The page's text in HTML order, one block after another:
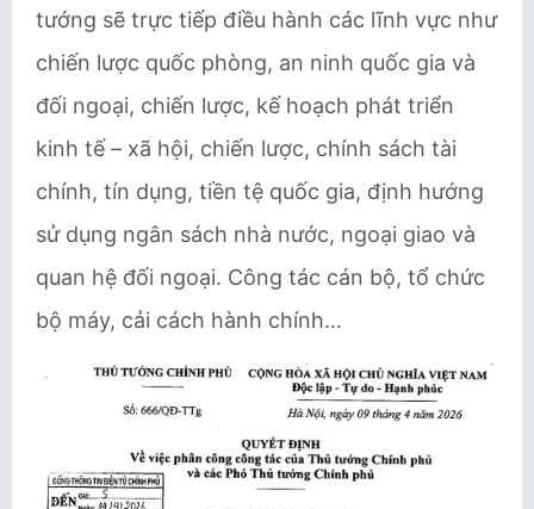
tướng sẽ trực tiếp điều hành các lĩnh vực như
chiến lược quốc phòng, an ninh quốc gia và
đối ngoại, chiến lược, kế hoạch phát triển
kinh tế – xã hội, chiến lược, chính sách tài
chính, tín dụng, tiền tệ quốc gia, định hướng
sử dụng ngân sách nhà nước, ngoại giao và
quan hệ đối ngoại. Công tác cán bộ, tổ chức
bộ máy, cải cách hành chính…